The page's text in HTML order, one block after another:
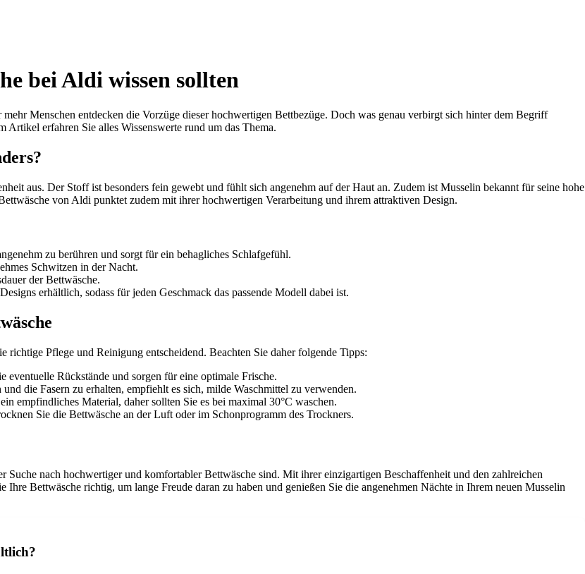
bei Aldi wissen sollten
Menschen entdecken die Vorzüge dieser hochwertigen Bettbezüge. Doch was genau verbirgt sich hinter dem Begriff
erfahren Sie alles Wissenswerte rund um das Thema.
aus. Der Stoff ist besonders fein gewebt und fühlt sich angenehm auf der Haut an. Zudem ist Musselin bekannt für seine hohe
von Aldi punktet zudem mit ihrer hochwertigen Verarbeitung und ihrem attraktiven Design.
zu berühren und sorgt für ein behagliches Schlafgefühl.
Schwitzen in der Nacht.
der Bettwäsche.
erhältlich, sodass für jeden Geschmack das passende Modell dabei ist.
Pflege und Reinigung entscheidend. Beachten Sie daher folgende Tipps:
eventuelle Rückstände und sorgen für eine optimale Frische.
die Fasern zu erhalten, empfiehlt es sich, milde Waschmittel zu verwenden.
empfindliches Material, daher sollten Sie es bei maximal 30°C waschen.
Sie die Bettwäsche an der Luft oder im Schonprogramm des Trockners.
nach hochwertiger und komfortabler Bettwäsche sind. Mit ihrer einzigartigen Beschaffenheit und den zahlreichen
Bettwäsche richtig, um lange Freude daran zu haben und genießen Sie die angenehmen Nächte in Ihrem neuen Musselin